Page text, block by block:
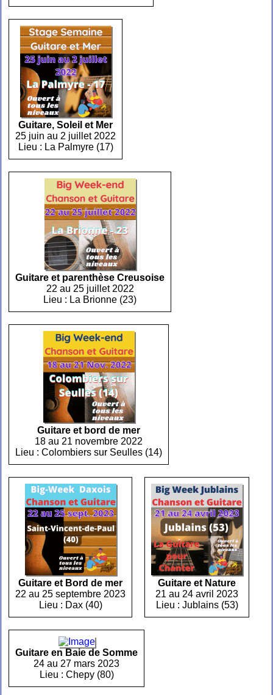
Guitare, Soleil et Mer
25 juin au 2 juillet 2022
Lieu : La Palmyre (17)
Guitare et parenthèse Creusoise
22 au 25 juillet 2022
Lieu : La Brionne (23)
Guitare et bord de mer
18 au 21 novembre 2022
Lieu : Colombiers sur Seulles (14)
Guitare et Bord de mer
22 au 25 septembre 2023
Lieu : Dax (40)
Guitare et Nature
21 au 24 avril 2023
Lieu : Jublains (53)
Guitare en Baie de Somme
24 au 27 mars 2023
Lieu : Chepy (80)